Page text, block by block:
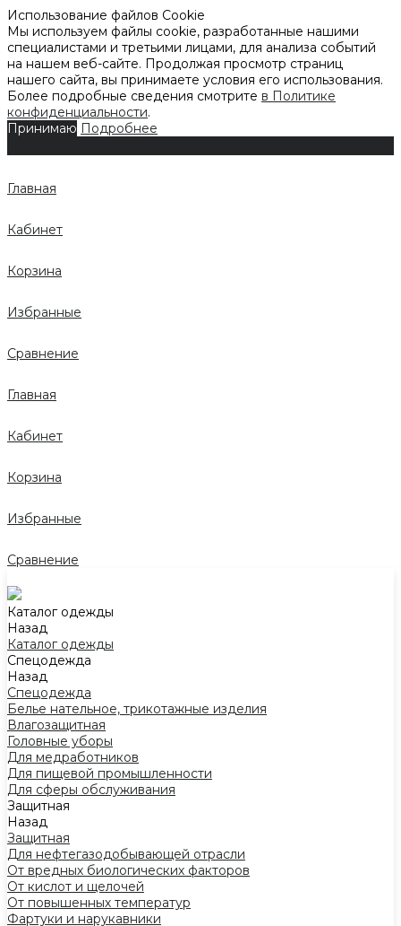
Использование файлов Cookie
Мы используем файлы cookie, разработанные нашими
специалистами и третьими лицами, для анализа событий
на нашем веб-сайте. Продолжая просмотр страниц
нашего сайта, вы принимаете условия его использования.
Более подробные сведения смотрите в Политике
конфиденциальности.
Принимаю Подробнее
Главная
Кабинет
Корзина
Избранные
Сравнение
Главная
Кабинет
Корзина
Избранные
Сравнение
Каталог одежды
Назад
Каталог одежды
Спецодежда
Назад
Спецодежда
Белье нательное, трикотажные изделия
Влагозащитная
Головные уборы
Для медработников
Для пищевой промышленности
Для сферы обслуживания
Защитная
Назад
Защитная
Для нефтегазодобывающей отрасли
От вредных биологических факторов
От кислот и щелочей
От повышенных температур
Фартуки и нарукавники